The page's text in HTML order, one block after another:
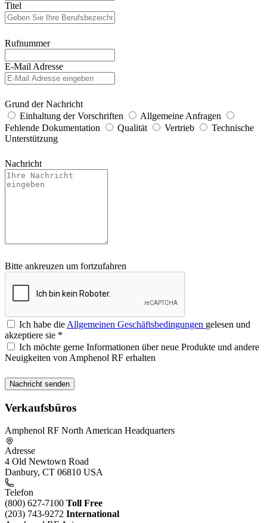
Titel
Rufnummer
E-Mail Adresse
Grund der Nachricht
Einhaltung der Vorschriften
Allgemeine Anfragen
Fehlende Dokumentation
Qualität Vertrieb
Technische
Unterstützung
Nachricht
Bitte ankreuzen um fortzufahren
Ich habe die Allgemeinen Geschäftsbedingungen gelesen und
akzeptiere sie *
Ich möchte gerne Informationen über neue Produkte und andere
Neuigkeiten von Amphenol RF erhalten
Verkaufsbüros
Amphenol RF North American Headquarters
Adresse
4 Old Newtown Road
Danbury, CT 06810 USA
Telefon
(800) 627-7100 Toll Free
(203) 743-9272 International